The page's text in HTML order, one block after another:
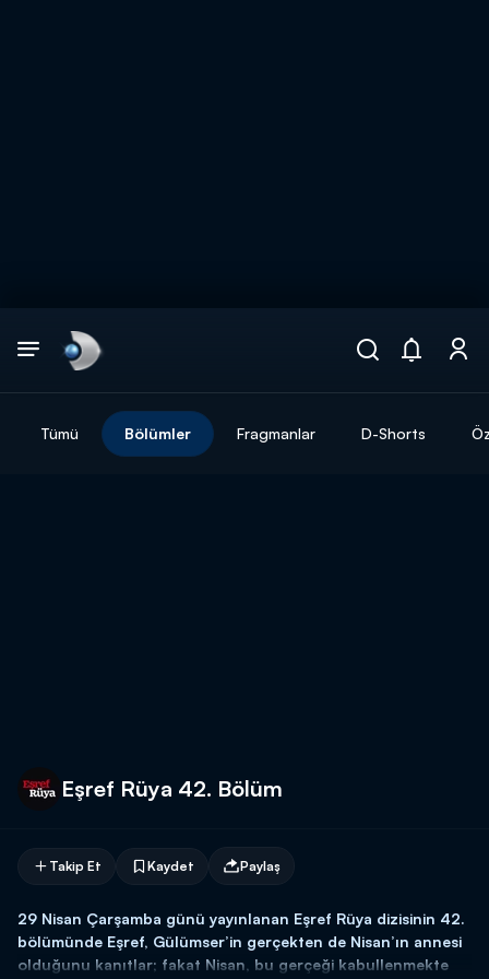
Tümü Bölümler Fragmanlar D-Shorts
Eşref Rüya 42. Bölüm
Takip Et Kaydet Paylaş
29 Nisan Çarşamba günü yayınlanan Eşref Rüya dizisinin 42.
bölümünde Eşref, Gülümser’in gerçekten de Nisan’ın annesi
olduğunu kanıtlar; fakat Nisan, bu gerçeği kabullenmekte